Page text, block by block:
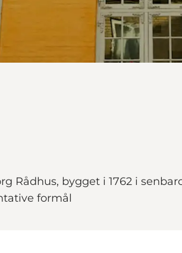
Rådhus, bygget i 1762 i
formål